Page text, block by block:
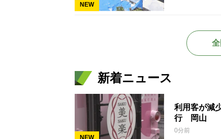
NEW
新着ニュース
NEW
利用客が減
行 岡山
0分前